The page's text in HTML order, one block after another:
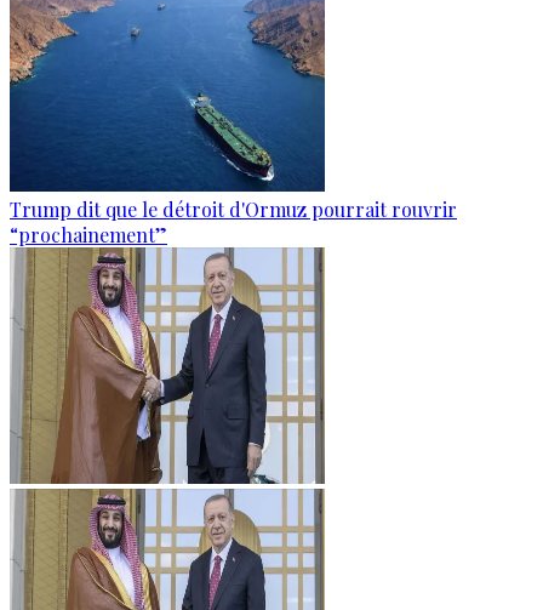
Trump dit que le détroit d'Ormuz pourrait rouvrir
“prochainement”